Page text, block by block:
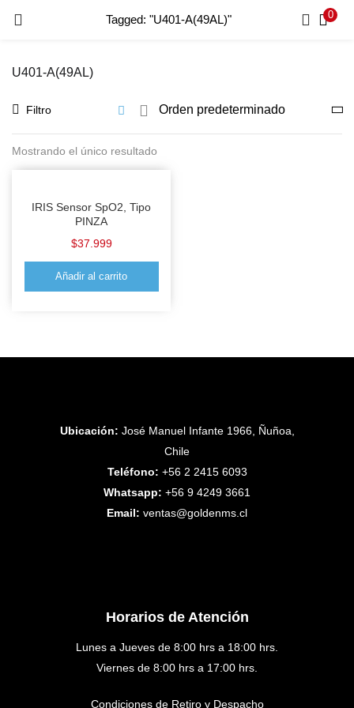
Tagged: "U401-A(49AL)" 0
INICIO DE SESIÓN
Introduzca su nombre de usuario y contraseña para iniciar
Recordar Datos
Inicio De Sesión
U401-A(49AL)
Filtro
Mostrando el único resultado
IRIS Sensor SpO2, Tipo
PINZA
$37.999
Añadir al carrito
Ubicación: José Manuel Infante 1966, Ñuñoa,
Chile
Teléfono: +56 2 2415 6093
Whatsapp: +56 9 4249 3661
Email: ventas@goldenms.cl
Horarios de Atención
Lunes a Jueves de 8:00 hrs a 18:00 hrs.
Viernes de 8:00 hrs a 17:00 hrs.
Condiciones de Retiro y Despacho